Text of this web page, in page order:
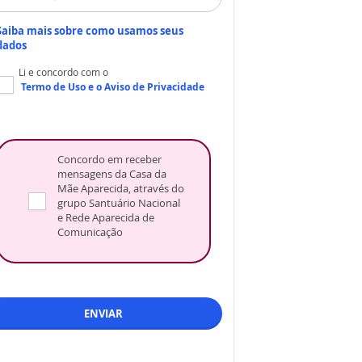
mais sobre como usamos seus
Li e concordo com o
Termo de Usoe oAviso de Privacidade
Concordo em receber
mensagens da Casa da
Mãe Aparecida, através do
grupo Santuário Nacional
e Rede Aparecida de
Comunicação
ENVIAR